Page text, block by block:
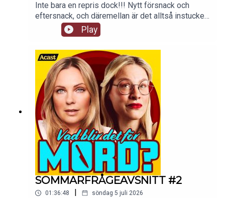
Inte bara en repris dock!!! Nytt försnack och
eftersnack, och däremellan är det alltså instucket
ett avsnitt från 17 december 2018. En annan tid!
Play
SOMMARFRÅGEAVSNITT #2
01:36:48 | söndag 5 juli 2026